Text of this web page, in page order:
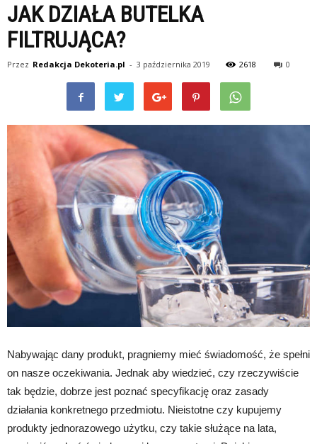
JAK DZIAŁA BUTELKA
FILTRUJĄCA?
Przez Redakcja Dekoteria.pl - 3 października 2019 2618 0
Nabywając dany produkt, pragniemy mieć świadomość, że spełni
on nasze oczekiwania. Jednak aby wiedzieć, czy rzeczywiście
tak będzie, dobrze jest poznać specyfikację oraz zasady
działania konkretnego przedmiotu. Nieistotne czy kupujemy
produkty jednorazowego użytku, czy takie służące na lata,